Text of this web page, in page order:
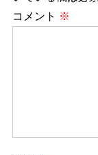
コメント ※